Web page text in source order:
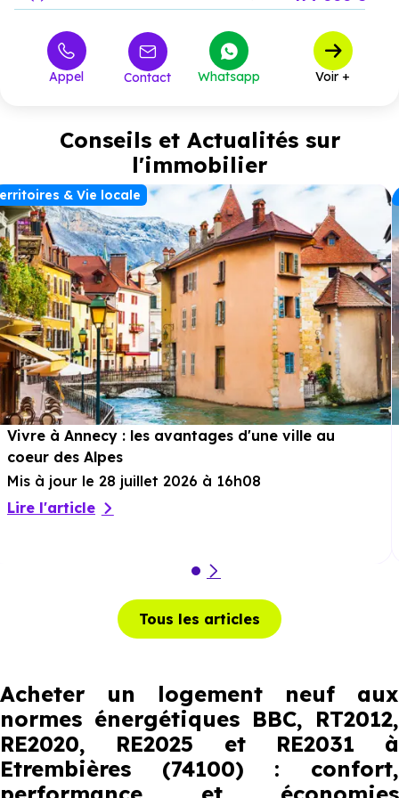
Appel Contact Whatsapp Voir +
Conseils et Actualités sur
l'immobilier
& Vie locale
Vivre à Annecy : les avantages d'une ville au
coeur des Alpes
Mis à jour le 28 juillet 2026 à 16h08
Lire l'article
Tous les articles
Acheter un logement neuf aux
normes énergétiques BBC, RT2012,
RE2020, RE2025 et RE2031 à
Etrembières (74100) : confort,